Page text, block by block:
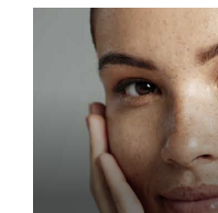
System ochrony
podwójnym
się
przy
warunkach